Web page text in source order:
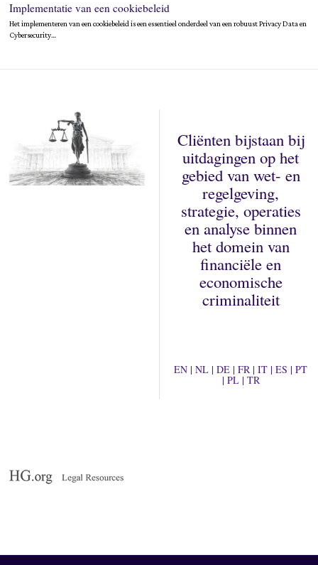
Implementatie van een cookiebeleid
Het implementeren van een cookiebeleid is een essentieel onderdeel van een robuust Privacy Data en
Cybersecurity…
Cliënten bijstaan bij
uitdagingen op het
gebied van wet- en
regelgeving,
strategie, operaties
en analyse binnen
het domein van
financiële en
economische
criminaliteit
EN |NL |DE |FR |IT |ES |PT
| PL| TR